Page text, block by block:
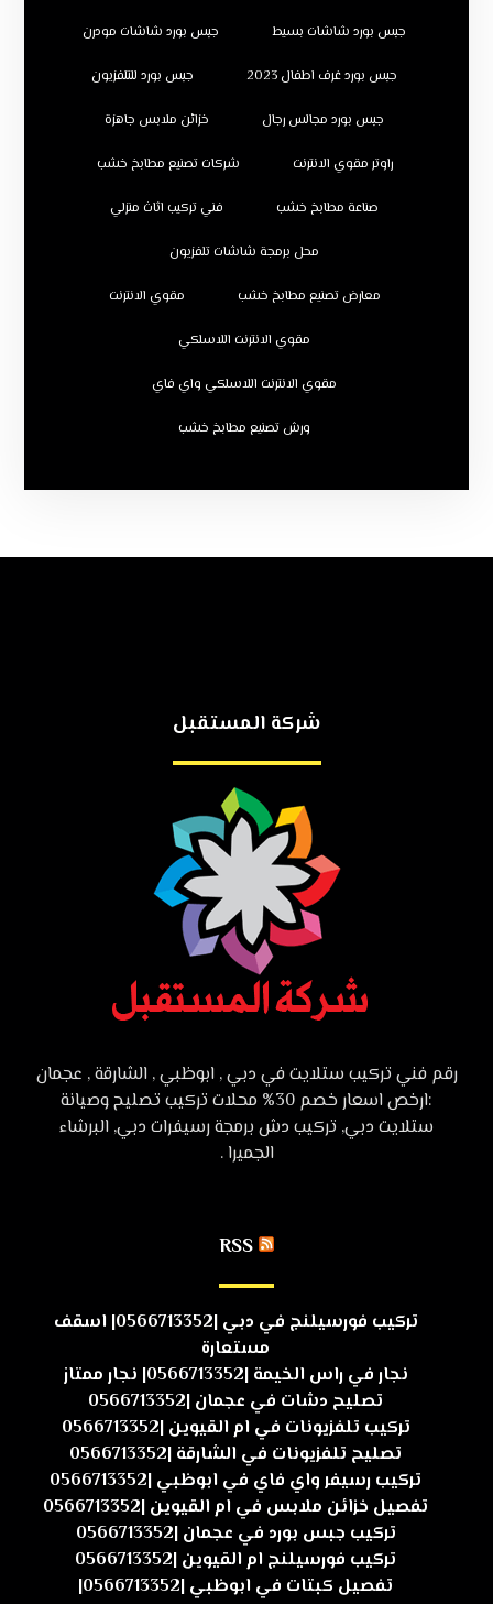
جبس بورد شاشات بسيط جبس بورد شاشات مودرن
جبس بورد غرف اطفال 2023 جبس بورد للتلفزيون
جبس بورد مجالس رجال خزائن ملابس جاهزة
راوتر مقوي الانترنت شركات تصنيع مطابخ خشب
صناعة مطابخ خشب فني تركيب اثاث منزلي
محل برمجة شاشات تلفزيون
معارض تصنيع مطابخ خشب مقوي الانترنت
مقوي الانترنت اللاسلكي
مقوي الانترنت اللاسلكي واي فاي
ورش تصنيع مطابخ خشب
شركة المستقبل
رقم فني تركيب ستلايت في دبي , ابوظبي , الشارقة , عجمان
:ارخص اسعار خصم 30% محلات تركيب تصليح وصيانة
ستلايت دبي, تركيب دش برمجة رسيفرات دبي, البرشاء
الجميرا .
RSS
تركيب فورسيلنج في دبي |0566713352| اسقف
مستعارة
نجار في راس الخيمة |0566713352| نجار ممتاز
تصليح دشات في عجمان |0566713352
تركيب تلفزيونات في ام القيوين |0566713352
تصليح تلفزيونات في الشارقة |0566713352
تركيب رسيفر واي فاي في ابوظبي |0566713352
تفصيل خزائن ملابس في ام القيوين |0566713352
تركيب جبس بورد في عجمان |0566713352
تركيب فورسيلنج ام القيوين |0566713352
تفصيل كبتات في ابوظبي |0566713352|